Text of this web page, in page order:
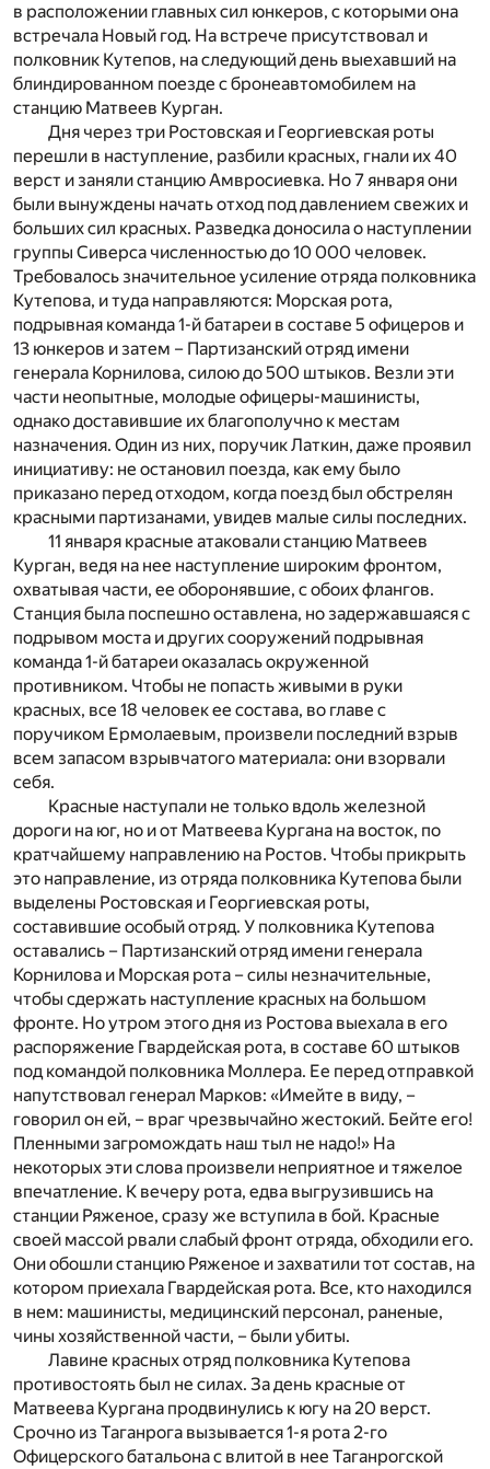
в расположении главных сил юнкеров, с которыми она
встречала Новый год. На встрече присутствовал и
полковник Кутепов, на следующий день выехавший на
блиндированном поезде с бронеавтомобилем на
станцию Матвеев Курган.
Дня через три Ростовская и Георгиевская роты
перешли в наступление, разбили красных, гнали их 40
верст и заняли станцию Амвросиевка. Но 7 января они
были вынуждены начать отход под давлением свежих и
больших сил красных. Разведка доносила о наступлении
группы Сиверса численностью до 10 000 человек.
Требовалось значительное усиление отряда полковника
Кутепова, и туда направляются: Морская рота,
подрывная команда 1-й батареи в составе 5 офицеров и
13 юнкеров и затем – Партизанский отряд имени
генерала Корнилова, силою до 500 штыков. Везли эти
части неопытные, молодые офицеры-машинисты,
однако доставившие их благополучно к местам
назначения. Один из них, поручик Латкин, даже проявил
инициативу: не остановил поезда, как ему было
приказано перед отходом, когда поезд был обстрелян
красными партизанами, увидев малые силы последних.
11 января красные атаковали станцию Матвеев
Курган, ведя на нее наступление широким фронтом,
охватывая части, ее оборонявшие, с обоих флангов.
Станция была поспешно оставлена, но задержавшаяся с
подрывом моста и других сооружений подрывная
команда 1-й батареи оказалась окруженной
противником. Чтобы не попасть живыми в руки
красных, все 18 человек ее состава, во главе с
поручиком Ермолаевым, произвели последний взрыв
всем запасом взрывчатого материала: они взорвали
себя.
Красные наступали не только вдоль железной
дороги на юг, но и от Матвеева Кургана на восток, по
кратчайшему направлению на Ростов. Чтобы прикрыть
это направление, из отряда полковника Кутепова были
выделены Ростовская и Георгиевская роты,
составившие особый отряд. У полковника Кутепова
оставались – Партизанский отряд имени генерала
Корнилова и Морская рота – силы незначительные,
чтобы сдержать наступление красных на большом
фронте. Но утром этого дня из Ростова выехала в его
распоряжение Гвардейская рота, в составе 60 штыков
под командой полковника Моллера. Ее перед отправкой
напутствовал генерал Марков: «Имейте в виду, –
говорил он ей, – враг чрезвычайно жестокий. Бейте его!
Пленными загромождать наш тыл не надо!» На
некоторых эти слова произвели неприятное и тяжелое
впечатление. К вечеру рота, едва выгрузившись на
станции Ряженое, сразу же вступила в бой. Красные
своей массой рвали слабый фронт отряда, обходили его.
Они обошли станцию Ряженое и захватили тот состав, на
котором приехала Гвардейская рота. Все, кто находился
в нем: машинисты, медицинский персонал, раненые,
чины хозяйственной части, – были убиты.
Лавине красных отряд полковника Кутепова
противостоять был не силах. За день красные от
Матвеева Кургана продвинулись к югу на 20 верст.
Срочно из Таганрога вызывается 1-я рота 2-го
Офицерского батальона с влитой в нее Таганрогской